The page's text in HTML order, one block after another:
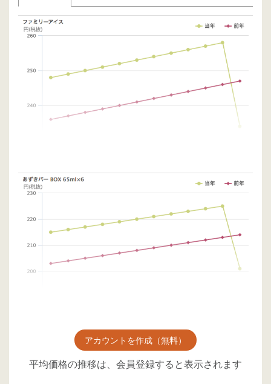
アカウントを作成（無料）
平均価格の推移は、会員登録すると表示されます